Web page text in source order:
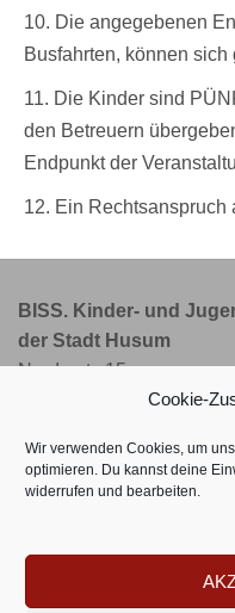
Cookie-
Wir verwenden Cookies, um
optimieren. Du kannst deine
widerrufen und bearbeiten.
10. Die angegebenen
Busfahrten, können sich
11. Die Kinder sind
den Betreuern
Endpunkt der
12. Ein Rechtsanspruch
BISS. Kinder- und
der Stadt Husum
Norderstr. 15
Telefon: 0 48 41 - 80 00